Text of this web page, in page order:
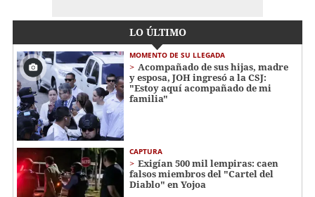
LO ÚLTIMO
MOMENTO DE SU LLEGADA
Acompañado de sus hijas, madre
y esposa, JOH ingresó a la CSJ:
"Estoy aquí acompañado de mi
familia"
CAPTURA
Exigían 500 mil lempiras: caen
falsos miembros del "Cartel del
Diablo" en Yojoa